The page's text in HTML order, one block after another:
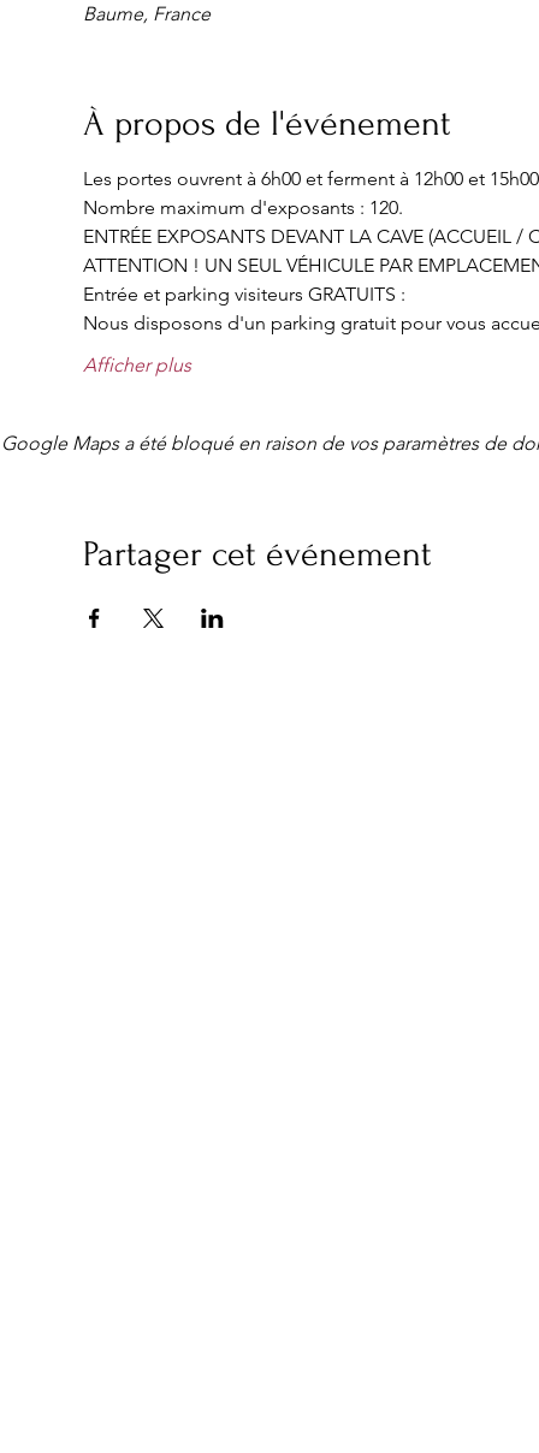
Baume, France
À propos de l'événement
Les portes ouvrent à 6h00 et ferment à 12h00 et
Nombre maximum d'exposants : 120.
ENTRÉE EXPOSANTS DEVANT LA CAVE (ACCUEIL /
ATTENTION ! UN SEUL VÉHICULE PAR
Entrée et parking visiteurs GRATUITS :
Nous disposons d'un parking gratuit pour vous
Afficher plus
Google Maps a été bloqué en raison de vos paramètres de
Partager cet événement